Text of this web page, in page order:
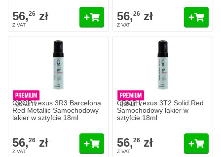
56,26 zł 56,26 zł
CROP Lexus 3R3 Barcelona
Red Metallic Samochodowy
lakier w sztyfcie 18ml
56,26 zł
CROP Lexus 3T2 Solid Red
Samochodowy lakier w
sztyfcie 18ml
56,26 zł